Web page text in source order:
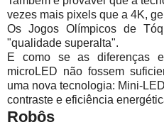
vezes mais pixels que a 4K,
Os Jogos Olímpicos de
"qualidade superalta".
E como se as diferenças
microLED não fossem
uma nova tecnologia: Mini-
contraste e eficiência
Robôs